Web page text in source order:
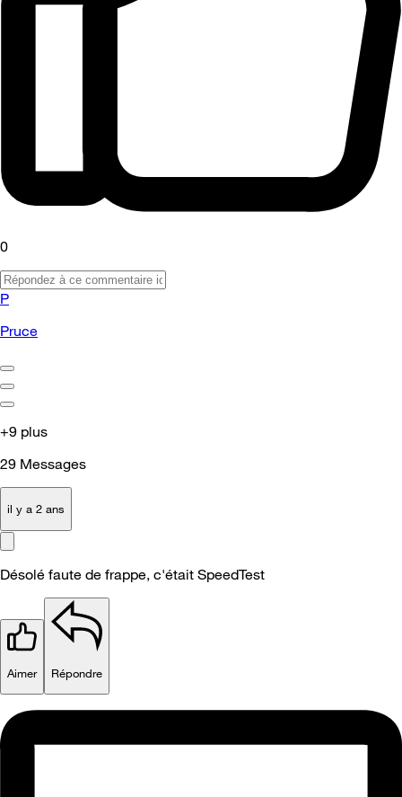
0
P
Pruce
+9 plus
29 Messages
il y a 2 ans
Désolé faute de frappe, c'était SpeedTest
Aimer Répondre